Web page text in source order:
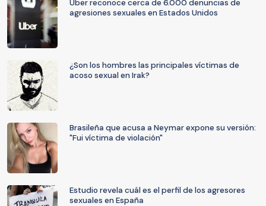
Uber reconoce cerca de 6.000 denuncias de
agresiones sexuales en Estados Unidos
¿Son los hombres las principales víctimas de
acoso sexual en Irak?
Brasileña que acusa a Neymar expone su versión:
"Fui víctima de violación"
Estudio revela cuál es el perfil de los agresores
sexuales en España